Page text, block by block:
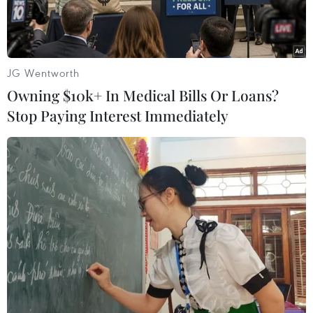
khiến tất cả người hâm mộ trung vệ này bất ngờ
sửng sốt khi anh xuất hiện với mái tóc vàng bạch
kim.
Hummels ra sân với tóc màu vàng lạ lẫm. (Nguồn: Grety
JG Wentworth
Owning $10k+ In Medical Bills Or Loans?
Stop Paying Interest Immediately